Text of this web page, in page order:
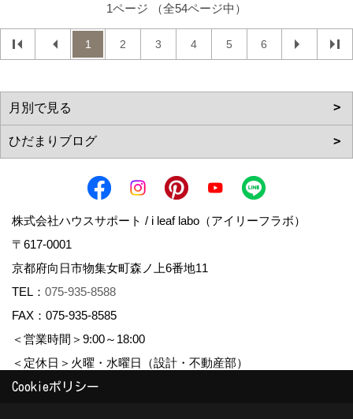
1ページ （全54ページ中）
1 2 3 4 5 6
株式会社ハウスサポート / i leaf labo（アイリーフラボ）
〒617-0001
京都府向日市物集女町森ノ上6番地11
TEL： 075-935-8588
FAX：075-935-8585
＜営業時間＞9:00～18:00
＜定休日＞火曜・水曜日（設計・不動産部）
Cookieポリシー